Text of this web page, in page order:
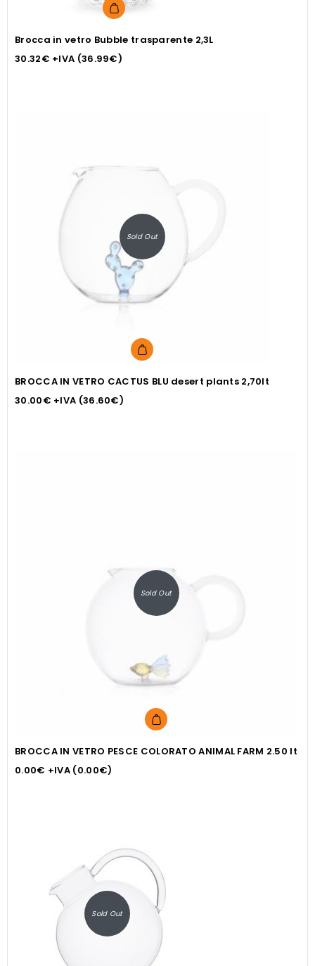
Brocca in vetro Bubble trasparente 2,3L
30.32€ +IVA (36.99€)
Sold Out
BROCCA IN VETRO CACTUS BLU desert plants 2,70lt
30.00€ +IVA (36.60€)
Sold Out
BROCCA IN VETRO PESCE COLORATO ANIMAL FARM 2.50 lt
0.00€ +IVA (0.00€)
Sold Out